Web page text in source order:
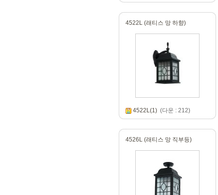
4522L (래티스 망 하향)
4522L(1)(다운 : 212)
4526L (래티스 망 직부등)